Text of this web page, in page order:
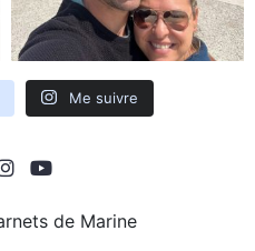
Me suivre
de Marine